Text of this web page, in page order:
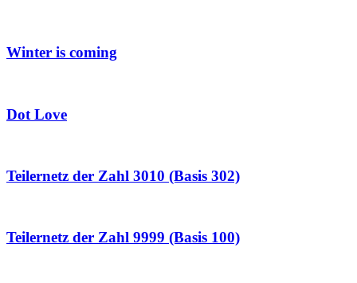
Winter is coming
Dot Love
Teilernetz der Zahl 3010 (Basis 302)
Teilernetz der Zahl 9999 (Basis 100)